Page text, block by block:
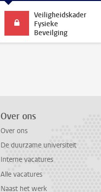
Veiligheidskader
Fysieke
Beveilging
Over ons
Over ons
De duurzame universiteit
Interne vacatures
Alle vacatures
Naast het werk